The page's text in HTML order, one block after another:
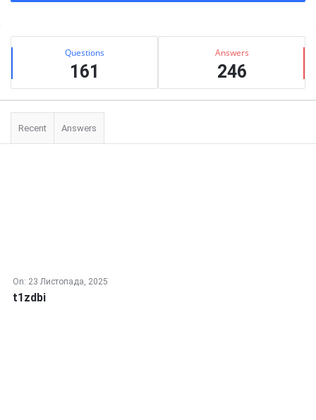
Сидіння
Stats Questions
161
Answers
246
Recent Answers
On: 23 Листопада, 2025
t1zdbi